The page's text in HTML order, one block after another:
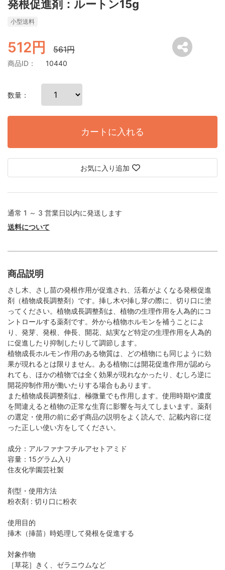
発根促進剤：ルートン15g
小型送料
512円 561円
商品ID： 10440
数量：
カートに入れる
お気に入り追加
通常 1 ～ 3 営業日以内に発送します
送料について
商品説明
さし木、さし苗の発根作用が促進され、活着がよくなる発根促進
剤（植物成長調整剤）です。挿し木や挿し芽の際に、切り口に塗
ってください。植物成長調整剤は、植物の生理作用を人為的にコ
ントロールする薬剤です。外から植物ホルモンを補うことによ
り、発芽、発根、伸長、開花、結実など特定の生理作用を人為的
に促進したり抑制したりして調節します。
植物成長ホルモン作用のある物質は、どの植物にも同じように効
果が現れるとは限りません。ある植物には開花促進作用が認めら
れても、ほかの植物では全く効果が現れなかったり、むしろ逆に
開花抑制作用が働いたりする場合もあります。
また植物成長調整剤は、極微量でも作用します。使用時期や濃度
を間違えると植物の正常な生育に影響を与えてしまいます。薬剤
の選定・使用の前に必ず商品の説明をよく読んで、記載内容に従
った正しい使い方をしてください。
成分：アルファナフチルアセトアミド
容量：15グラム入り
住友化学園芸社製
剤型・使用方法
粉衣剤 : 切り口に粉衣
使用目的
挿木（挿苗）時処理して発根を促進する
対象作物
［草花］きく、ゼラニウムなど